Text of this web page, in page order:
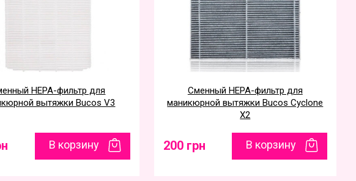
НЕРА-фильтр для
вытяжки Bucos V3
В корзину
Сменный НЕРА-фильтр для
маникюрной вытяжки Bucos Cyclone
X2
200 грн В корзину